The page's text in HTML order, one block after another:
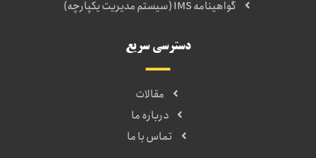
گواهینامه IMS (سیستم مدیریت یکپارچه)
دسترسی سریع
مقالات
درباره ما
تماس با ما